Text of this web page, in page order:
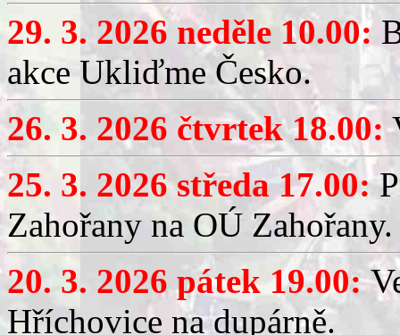
29. 3. 2026 neděle 10.00:
akce Ukliďme Česko.
26. 3. 2026 čtvrtek 18.00:
25. 3. 2026 středa 17.00:
Zahořany na OÚ Zahořany.
20. 3. 2026 pátek 19.00:
Hříchovice na dupárně.